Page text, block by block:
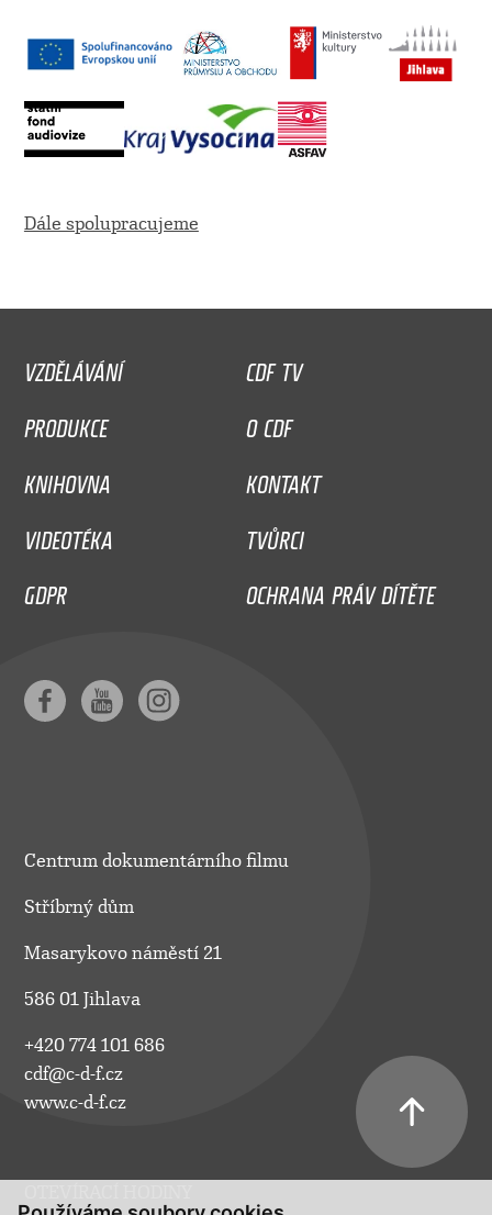
Dále spolupracujeme
VZDĚLÁVÁNÍ
CDF TV
PRODUKCE
O CDF
KNIHOVNA
KONTAKT
VIDEOTÉKA
TVŮRCI
GDPR
OCHRANA PRÁV DÍTĚTE
Centrum dokumentárního filmu
Stříbrný dům
Masarykovo náměstí 21
586 01 Jihlava
+420 774 101 686
cdf@c-d-f.cz
www.c-d-f.cz